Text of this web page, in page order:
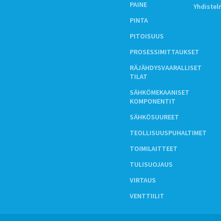
PAINE
PINTA
PITOISUUS
PROSESSIMITTAUKSET
RÄJÄHDYSVAARALLISET
TILAT
SÄHKÖMEKAANISET
KOMPONENTIT
SÄHKÖSUUREET
TEOLLISUUSPUHALTIMET
TOIMILAITTEET
TULISUOJAUS
VIRTAUS
VENTTIILIT